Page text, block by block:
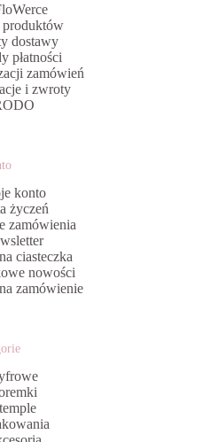
produktów
dostawy
płatności
zamówień
i zwroty
konto
życzeń
zamówienia
ciasteczka
nowości
zamówienie